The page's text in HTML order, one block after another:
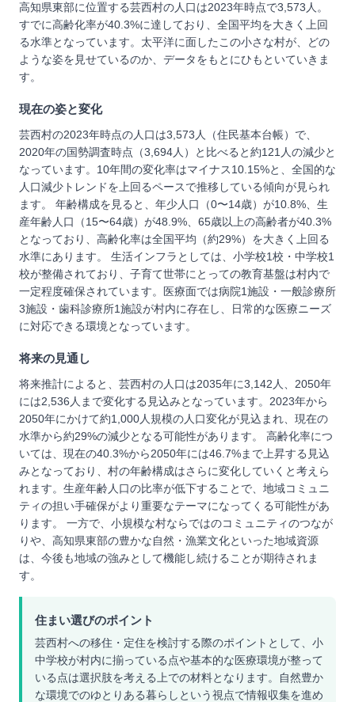
高知県東部に位置する芸西村の人口は2023年時点で3,573人。
すでに高齢化率が40.3%に達しており、全国平均を大きく上回
る水準となっています。太平洋に面したこの小さな村が、どの
ような姿を見せているのか、データをもとにひもといていきま
す。
現在の姿と変化
芸西村の2023年時点の人口は3,573人（住民基本台帳）で、
2020年の国勢調査時点（3,694人）と比べると約121人の減少と
なっています。10年間の変化率はマイナス10.15%と、全国的な
人口減少トレンドを上回るペースで推移している傾向が見られ
ます。 年齢構成を見ると、年少人口（0〜14歳）が10.8%、生
産年齢人口（15〜64歳）が48.9%、65歳以上の高齢者が40.3%
となっており、高齢化率は全国平均（約29%）を大きく上回る
水準にあります。 生活インフラとしては、小学校1校・中学校1
校が整備されており、子育て世帯にとっての教育基盤は村内で
一定程度確保されています。医療面では病院1施設・一般診療所
3施設・歯科診療所1施設が村内に存在し、日常的な医療ニーズ
に対応できる環境となっています。
将来の見通し
将来推計によると、芸西村の人口は2035年に3,142人、2050年
には2,536人まで変化する見込みとなっています。2023年から
2050年にかけて約1,000人規模の人口変化が見込まれ、現在の
水準から約29%の減少となる可能性があります。 高齢化率につ
いては、現在の40.3%から2050年には46.7%まで上昇する見込
みとなっており、村の年齢構成はさらに変化していくと考えら
れます。生産年齢人口の比率が低下することで、地域コミュニ
ティの担い手確保がより重要なテーマになってくる可能性があ
ります。 一方で、小規模な村ならではのコミュニティのつなが
りや、高知県東部の豊かな自然・漁業文化といった地域資源
は、今後も地域の強みとして機能し続けることが期待されま
す。
住まい選びのポイント
芸西村への移住・定住を検討する際のポイントとして、小
中学校が村内に揃っている点や基本的な医療環境が整って
いる点は選択肢を考える上での材料となります。自然豊か
な環境でのゆとりある暮らしという視点で情報収集を進め